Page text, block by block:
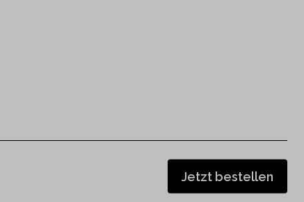
Jetzt bestellen